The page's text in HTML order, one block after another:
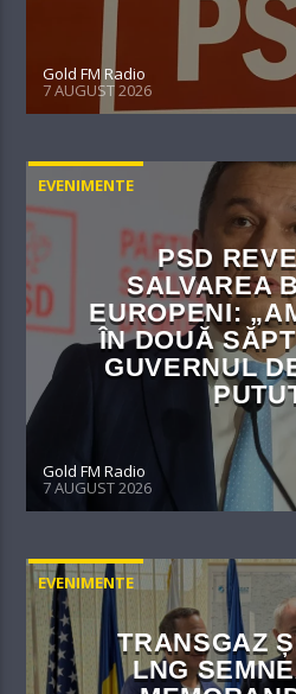
Gold FM Radio
7 AUGUST 2026
EVENIMENTE
PSD
SALVAREA
EUROPENI:
ÎN DOUĂ
GUVERNUL
Gold FM Radio
7 AUGUST 2026
EVENIMENTE
TRANSGAZ
LNG